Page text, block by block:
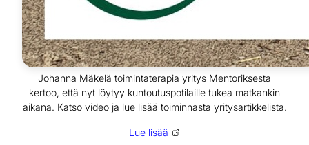
Johanna Mäkelä toimintaterapia yritys Mentoriksesta
kertoo, että nyt löytyy kuntoutuspotilaille tukea matkankin
aikana. Katso video ja lue lisää toiminnasta yritysartikkelista.
Lue lisää